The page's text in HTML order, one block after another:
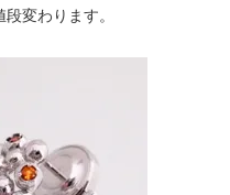
変わります。